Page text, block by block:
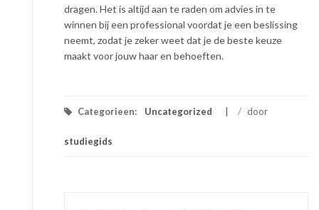
dragen. Het is altijd aan te raden om advies in te
winnen bij een professional voordat je een beslissing
neemt, zodat je zeker weet dat je de beste keuze
maakt voor jouw haar en behoeften.
Categorieen: Uncategorized / door
studiegids